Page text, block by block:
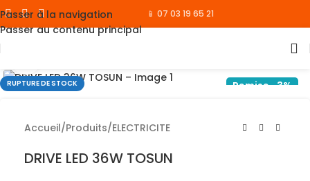
Passer à la navigation
Passer au contenu principal
📱 07 03 19 65 21
RUPTURE DE STOCK Remise -3%
Accueil/Produits/ELECTRICITE
DRIVE LED 36W TOSUN